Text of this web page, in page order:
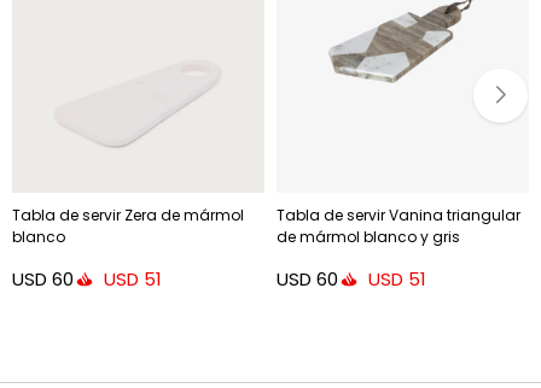
Tabla de servir Zera de mármol
blanco
USD 60 USD 51
Tabla de servir Vanina triangular
de mármol blanco y gris
USD 60 USD 51